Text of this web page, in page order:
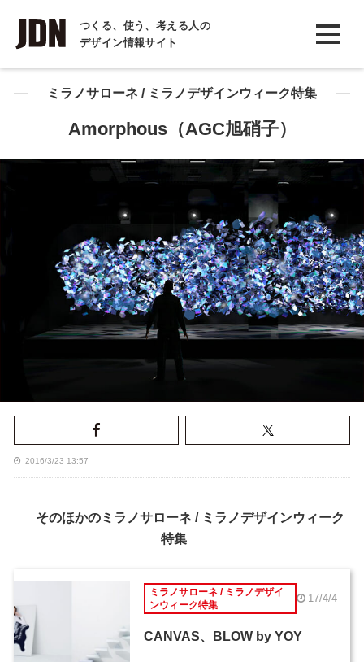
つくる、使う、考える人の
デザイン情報サイト
INTERVIEW
インタビュー
REPORT
COLUMN
ミラノサローネ / ミラノデザインウィーク特集
Amorphous（AGC旭硝子）
2016/3/23 13:57
そのほかのミラノサローネ / ミラノデザインウィーク
特集
ミラノサローネ / ミラノデザイ
ンウィーク特集
17/4/4
CANVAS、BLOW by YOY